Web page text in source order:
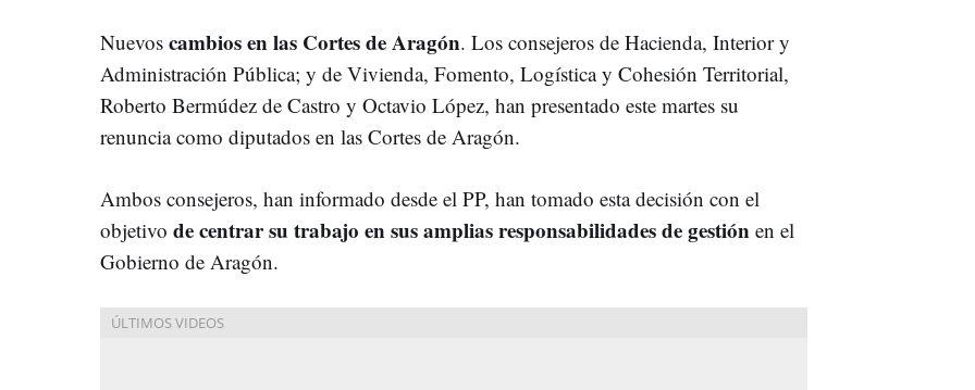
Nuevos cambios en las Cortes de Aragón. Los consejeros de Hacienda, Interior y
Administración Pública; y de Vivienda, Fomento, Logística y Cohesión Territorial,
Roberto Bermúdez de Castro y Octavio López, han presentado este martes su
renuncia como diputados en las Cortes de Aragón.
Ambos consejeros, han informado desde el PP, han tomado esta decisión con el
objetivo de centrar su trabajo en sus amplias responsabilidades de gestión en el
Gobierno de Aragón.